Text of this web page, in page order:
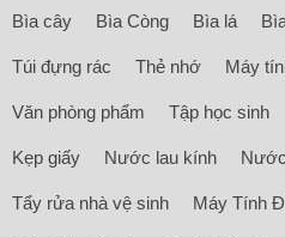
Bìa cây Bìa Còng Bìa lá
Túi đựng rác Thẻ nhớ Máy
Văn phòng phẩm Tập học sinh
Kẹp giấy Nước lau kính
Tẩy rửa nhà vệ sinh Máy Tính